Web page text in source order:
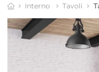
Interno Tavoli